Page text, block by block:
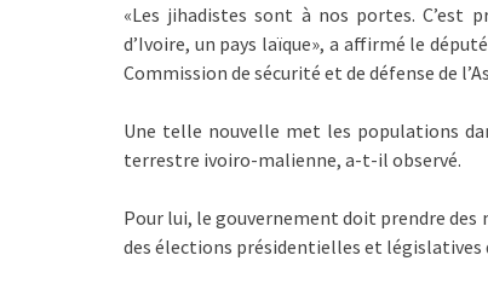
«Les jihadistes sont à nos portes. C’est
d’Ivoire, un pays laïque», a affirmé le
Commission de sécurité et de défense de
Une telle nouvelle met les populations
terrestre ivoiro-malienne, a-t-il observé.
Pour lui, le gouvernement doit prendre des
des élections présidentielles et législatives